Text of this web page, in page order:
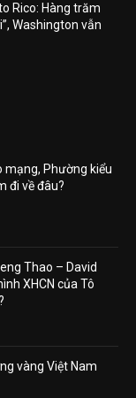
Rico: Hàng trăm
Washington vẫn
mạng, Phường kiểu
đi về đâu?
Thao – David
XHCN của Tô
vàng Việt Nam